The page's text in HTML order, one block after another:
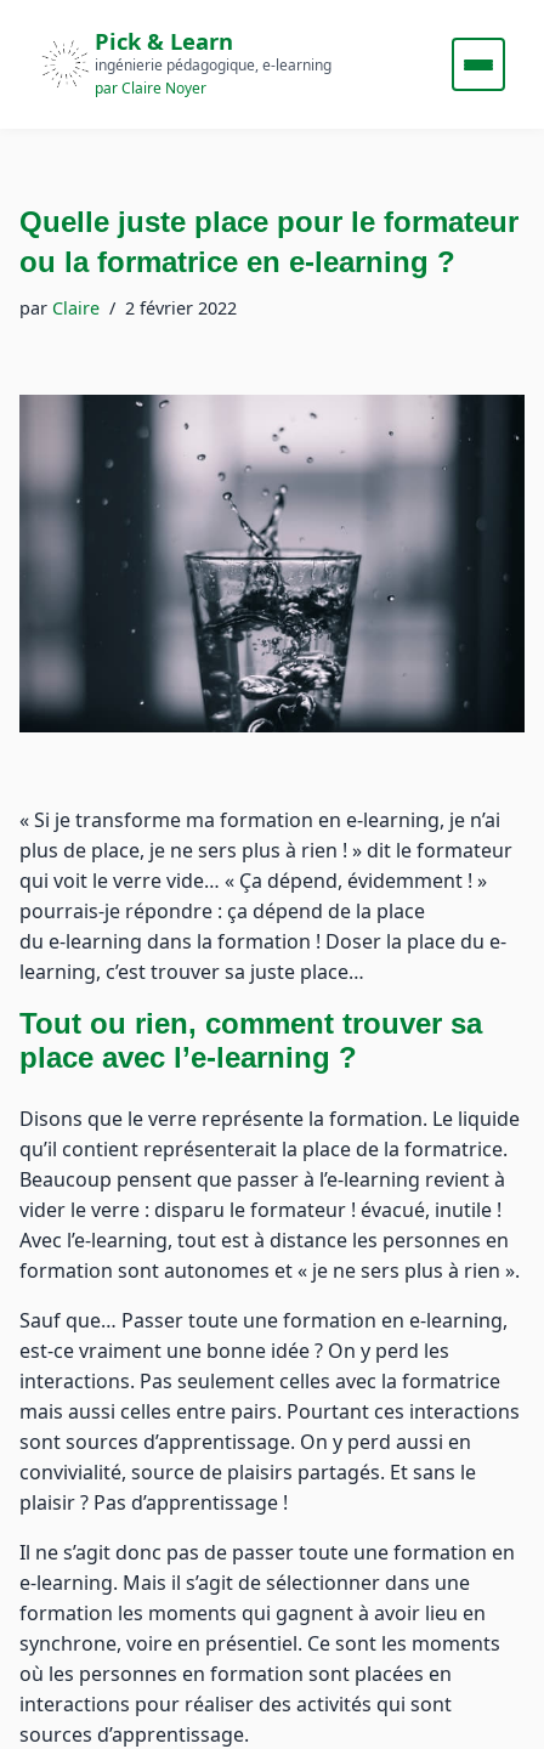
Pick & Learn
ingénierie pédagogique, e‑learning
par Claire Noyer
Quelle juste place pour le formateur
ou la formatrice en e-learning ?
par Claire 2 février 2022
« Si je transforme ma formation en e-learning, je n’ai
plus de place, je ne sers plus à rien ! » dit le formateur
qui voit le verre vide… « Ça dépend, évidemment ! »
pourrais-je répondre : ça dépend de la place
du e-learning dans la formation ! Doser la place du e-
learning, c’est trouver sa juste place…
Tout ou rien, comment trouver sa
place avec l’e-learning ?
Disons que le verre représente la formation. Le liquide
qu’il contient représenterait la place de la formatrice.
Beaucoup pensent que passer à l’e-learning revient à
vider le verre : disparu le formateur ! évacué, inutile !
Avec l’e-learning, tout est à distance les personnes en
formation sont autonomes et « je ne sers plus à rien ».
Sauf que… Passer toute une formation en e-learning,
est-ce vraiment une bonne idée ? On y perd les
interactions. Pas seulement celles avec la formatrice
mais aussi celles entre pairs. Pourtant ces interactions
sont sources d’apprentissage. On y perd aussi en
convivialité, source de plaisirs partagés. Et sans le
plaisir ? Pas d’apprentissage !
Il ne s’agit donc pas de passer toute une formation en
e-learning. Mais il s’agit de sélectionner dans une
formation les moments qui gagnent à avoir lieu en
synchrone, voire en présentiel. Ce sont les moments
où les personnes en formation sont placées en
interactions pour réaliser des activités qui sont
sources d’apprentissage.